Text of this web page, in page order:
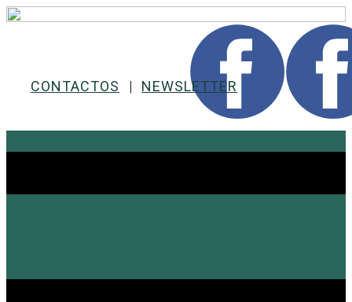
CONTACTOS | NEWSLETTER